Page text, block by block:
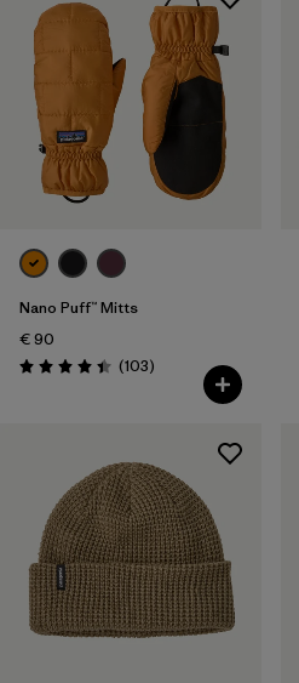
Nano Puff™ Mitts
€ 90
Valutazione: 4.4 / 5
(103Recensioni
)